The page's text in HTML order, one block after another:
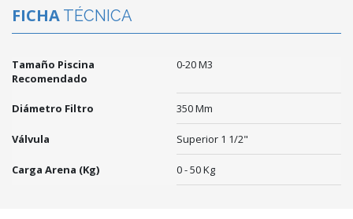
FICHA TÉCNICA
Tamaño Piscina
Recomendado
0-20 M3
Diámetro Filtro 350 Mm
Válvula Superior 1 1/2"
Carga Arena (kg) 0 - 50 Kg